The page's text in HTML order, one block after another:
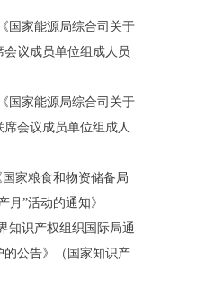
国家能源局综合司关于
议成员单位组成人员
国家能源局综合司关于
会议成员单位组成人
国家粮食和物资储备局
月”活动的通知》
知识产权组织国际局通
的公告》（国家知识产